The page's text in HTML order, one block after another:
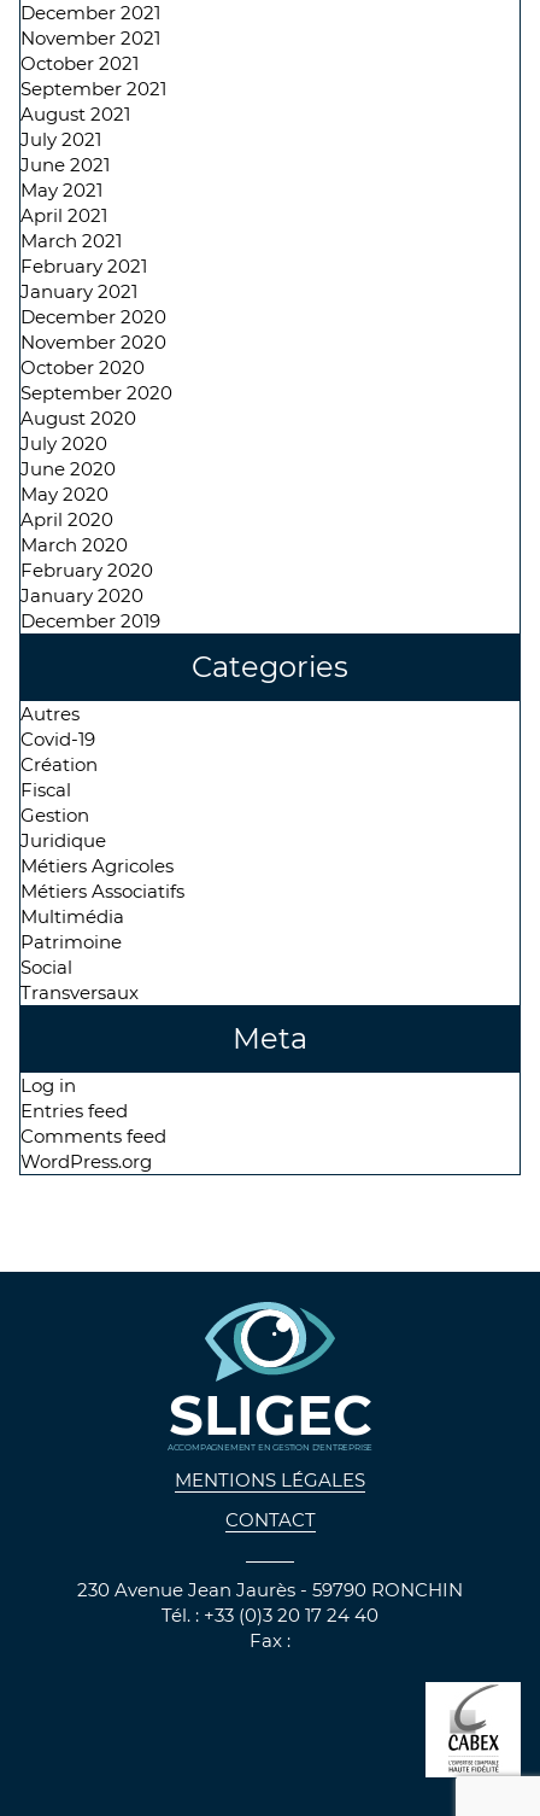
December 2021
November 2021
October 2021
September 2021
August 2021
July 2021
June 2021
May 2021
April 2021
March 2021
February 2021
January 2021
December 2020
November 2020
October 2020
September 2020
August 2020
July 2020
June 2020
May 2020
April 2020
March 2020
February 2020
January 2020
December 2019
Categories
Autres
Covid-19
Création
Fiscal
Gestion
Juridique
Métiers Agricoles
Métiers Associatifs
Multimédia
Patrimoine
Social
Transversaux
Meta
Log in
Entries feed
Comments feed
WordPress.org
SLIGEC
ACCOMPAGNEMENT EN GESTION D'ENTREPRISE
MENTIONS LÉGALES
CONTACT
230 Avenue Jean Jaurès - 59790 RONCHIN
Tél. : +33 (0)3 20 17 24 40
Fax :